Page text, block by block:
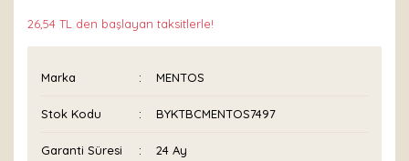
26,54 TL den başlayan taksitlerle!
Marka MENTOS
Stok Kodu BYKTBCMENTOS7497
Garanti Süresi 24 Ay